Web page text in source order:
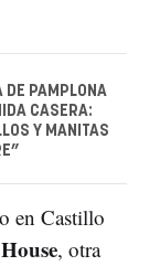
DE PAMPLONA
CASERA:
Y MANITAS
en Castillo
, otra